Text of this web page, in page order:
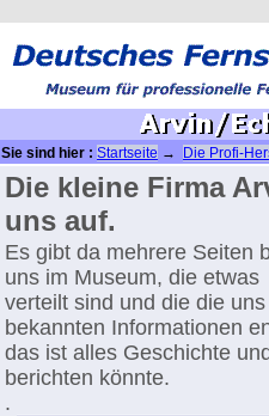
Sie sind hier : Startseite → Die Profi-
Die kleine Firma
uns auf.
Es gibt da mehrere Seiten
uns im Museum, die etwas
verteilt sind und die die uns
bekannten Informationen
das ist alles Geschichte
berichten könnte.
.